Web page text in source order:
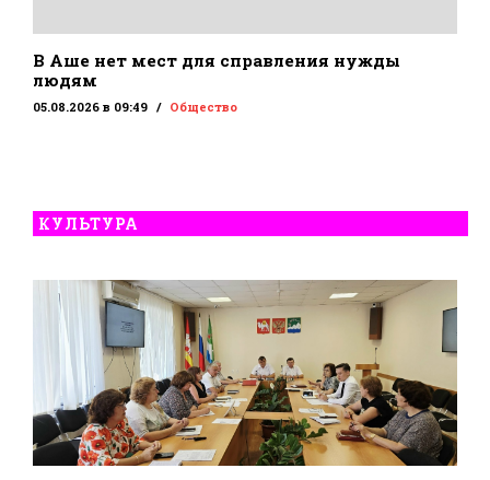
В Аше нет мест для справления нужды
людям
05.08.2026 в 09:49 Общество
КУЛЬТУРА